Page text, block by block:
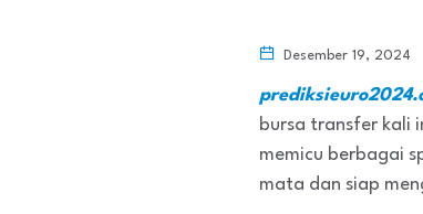
Desember 19, 2024
bursa transfer kali
memicu berbagai
mata dan siap